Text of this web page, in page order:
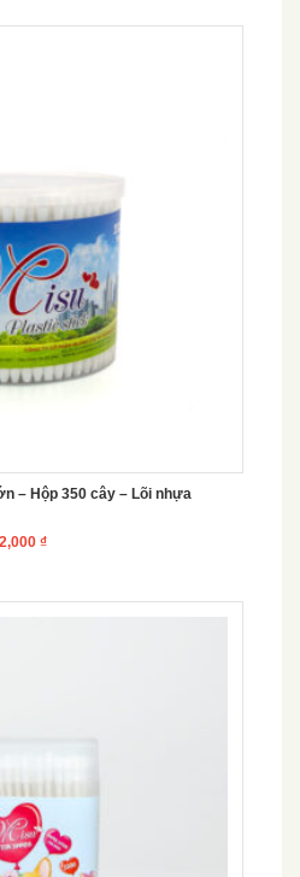
– Hộp 350 cây – Lõi nhựa
₫